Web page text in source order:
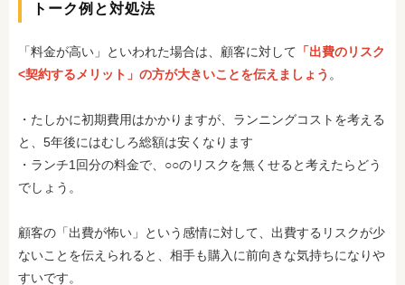
トーク例と対処法
「料金が高い」といわれた場合は、顧客に対して 「出費のリスク
<契約するメリット」の方が大きいことを伝えましょう 。
・たしかに初期費用はかかりますが、ランニングコストを考える
と、5年後にはむしろ総額は安くなります
・ランチ1回分の料金で、○○のリスクを無くせると考えたらどう
でしょう。
顧客の「出費が怖い」という感情に対して、出費するリスクが少
ないことを伝えられると、相手も購入に前向きな気持ちになりや
すいです。